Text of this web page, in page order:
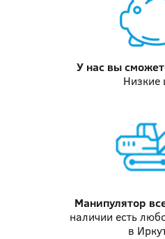
У нас вы
Низкие
Манипулятор
наличии есть
в